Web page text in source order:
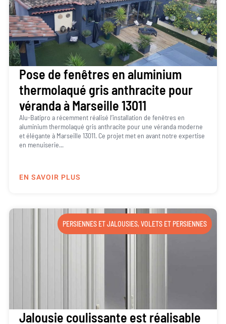
Pose de fenêtres en aluminium
thermolaqué gris anthracite pour
véranda à Marseille 13011
Alu-Batipro a récemment réalisé l’installation de fenêtres en
aluminium thermolaqué gris anthracite pour une véranda moderne
et élégante à Marseille 13011. Ce projet met en avant notre expertise
en menuiserie...
EN SAVOIR PLUS
PERSIENNES ET JALOUSIES,VOLETS ET PERSIENNES
Jalousie coulissante est réalisable